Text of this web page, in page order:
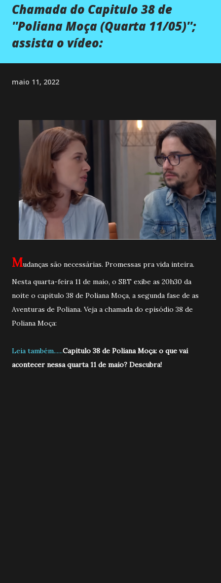
Chamada do Capitulo 38 de
''Poliana Moça (Quarta 11/05)'';
assista o vídeo:
maio 11, 2022
Mudanças são necessárias. Promessas pra vida inteira.
Nesta quarta-feira 11 de maio, o SBT exibe as 20h30 da
noite o capitulo 38 de Poliana Moça, a segunda fase de as
Aventuras de Poliana. Veja a chamada do episódio 38 de
Poliana Moça:
Leia também......Capitulo 38 de Poliana Moça: o que vai
acontecer nessa quarta 11 de maio? Descubra!